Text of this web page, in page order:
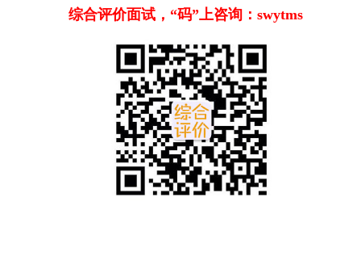
综合评价面试，“码”上咨询：swytms